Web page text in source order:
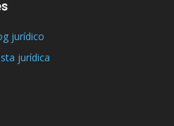
jurídico
jurídica